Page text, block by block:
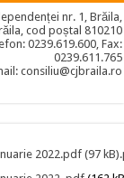
nr. 1, Brăila,
cod poștal 810210
0239.619.600, Fax:
0239.611.765
consiliu@cjbraila.ro
2022.pdf (97